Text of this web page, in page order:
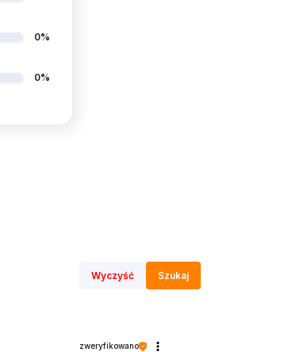
0%
0%
Wyczyść Szukaj
zweryfikowano